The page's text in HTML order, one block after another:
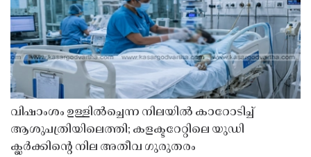
വിഷാംശം ഉള്ളിൽച്ചെന്ന നിലയിൽ കാറോടിച്ച്
ആശുപത്രിയിലെത്തി; കളക്ടറേറ്റിലെ യുഡി
ക്ലർക്കിൻ്റെ നില അതീവ ഗുരുതരം